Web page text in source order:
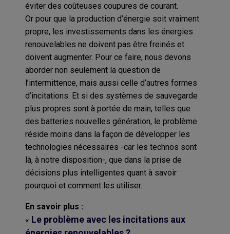
éviter des coûteuses coupures de courant.
Or pour que la production d’énergie soit vraiment
propre, les investissements dans les énergies
renouvelables ne doivent pas être freinés et
doivent augmenter. Pour ce faire, nous devons
aborder non seulement la question de
l’intermittence, mais aussi celle d’autres formes
d’incitations. Et si des systèmes de sauvegarde
plus propres sont à portée de main, telles que
des batteries nouvelles génération, le problème
réside moins dans la façon de développer les
technologies nécessaires -car les technos sont
là, à notre disposition-, que dans la prise de
décisions plus intelligentes quant à savoir
pourquoi et comment les utiliser.
En savoir plus :
« Le problème avec les incitations aux